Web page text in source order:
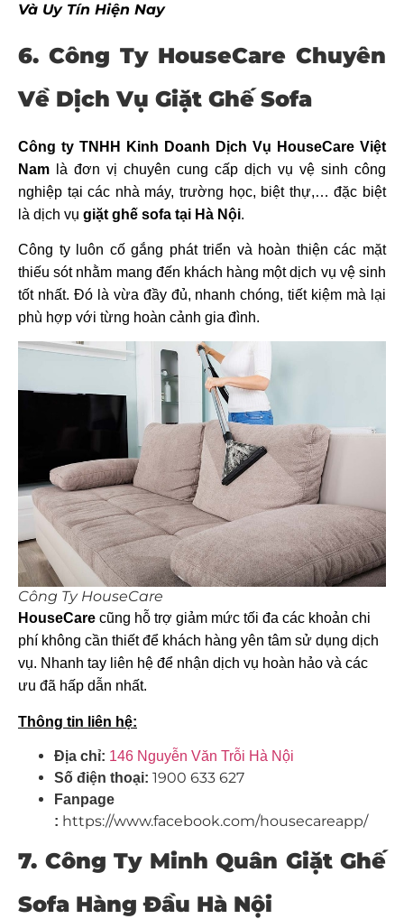
Và Uy Tín Hiện Nay
6. Công Ty HouseCare Chuyên
Về Dịch Vụ Giặt Ghế Sofa
Công ty TNHH Kinh Doanh Dịch Vụ HouseCare Việt
Nam là đơn vị chuyên cung cấp dịch vụ vệ sinh công
nghiệp tại các nhà máy, trường học, biệt thự,… đặc biệt
là dịch vụ giặt ghế sofa tại Hà Nội.
Công ty luôn cố gắng phát triển và hoàn thiện các mặt
thiếu sót nhằm mang đến khách hàng một dịch vụ vệ sinh
tốt nhất. Đó là vừa đầy đủ, nhanh chóng, tiết kiệm mà lại
phù hợp với từng hoàn cảnh gia đình.
Công Ty HouseCare
HouseCare cũng hỗ trợ giảm mức tối đa các khoản chi
phí không cần thiết để khách hàng yên tâm sử dụng dịch
vụ. Nhanh tay liên hệ để nhận dịch vụ hoàn hảo và các
ưu đã hấp dẫn nhất.
Thông tin liên hệ:
Địa chỉ: 146 Nguyễn Văn Trỗi Hà Nội
Số điện thoại: 1900 633 627
Fanpage
: https://www.facebook.com/housecareapp/
7. Công Ty Minh Quân Giặt Ghế
Sofa Hàng Đầu Hà Nội